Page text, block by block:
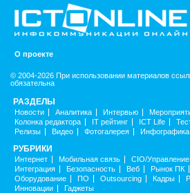
О проекте
© 2004-2026 При использовании материалов
обязательна
РАЗДЕЛЫ
Новости Аналитика Интервью
Колонка редактора
IT рейтинг ICT Life
Релизы
Видео Фотогалерея Инфографика
РУБРИКИ
Интернет Мобильная связь CIO/
Интеграция
Безопасность Веб Рынок ПК
Оборудование
ПО Outsourcing Кадры
Инновации
Гаджеты